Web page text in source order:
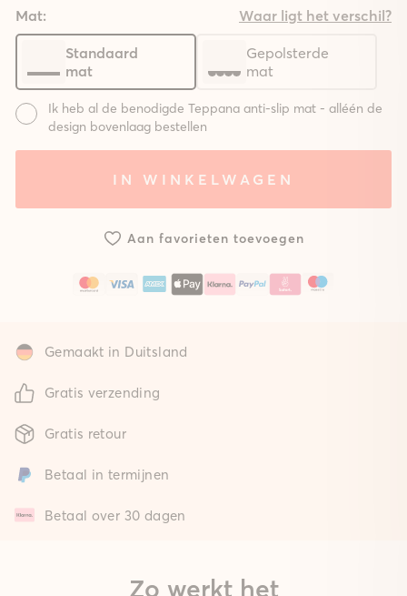
Mat: Waar ligt het verschil?
Standaard
mat
Gepolsterde
mat
Ik heb al de benodigde Teppana anti-slip mat - alléén de
design bovenlaag bestellen
gepolsterde
mat
IN WINKELWAGEN
Aan favorieten toevoegen
Gemaakt in Duitsland
Gratis verzending
Gratis retour
Betaal in termijnen
Betaal over 30 dagen
Zo werkt het